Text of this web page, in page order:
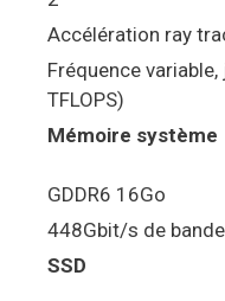
Accélération ray
Fréquence
TFLOPS)
Mémoire système
GDDR6 16Go
448Gbit/s de
SSD